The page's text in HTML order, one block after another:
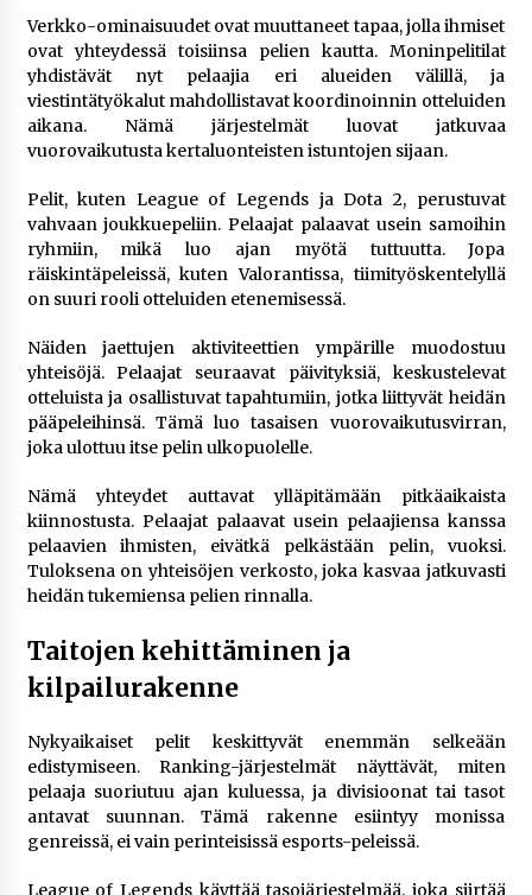
Verkko-ominaisuudet ovat muuttaneet tapaa, jolla ihmiset
ovat yhteydessä toisiinsa pelien kautta. Moninpelitilat
yhdistävät nyt pelaajia eri alueiden välillä, ja
viestintätyökalut mahdollistavat koordinoinnin otteluiden
aikana. Nämä järjestelmät luovat jatkuvaa
vuorovaikutusta kertaluonteisten istuntojen sijaan.
Pelit, kuten League of Legends ja Dota 2, perustuvat
vahvaan joukkuepeliin. Pelaajat palaavat usein samoihin
ryhmiin, mikä luo ajan myötä tuttuutta. Jopa
räiskintäpeleissä, kuten Valorantissa, tiimityöskentelyllä
on suuri rooli otteluiden etenemisessä.
Näiden jaettujen aktiviteettien ympärille muodostuu
yhteisöjä. Pelaajat seuraavat päivityksiä, keskustelevat
otteluista ja osallistuvat tapahtumiin, jotka liittyvät heidän
pääpeleihinsä. Tämä luo tasaisen vuorovaikutusvirran,
joka ulottuu itse pelin ulkopuolelle.
Nämä yhteydet auttavat ylläpitämään pitkäaikaista
kiinnostusta. Pelaajat palaavat usein pelaajiensa kanssa
pelaavien ihmisten, eivätkä pelkästään pelin, vuoksi.
Tuloksena on yhteisöjen verkosto, joka kasvaa jatkuvasti
heidän tukemiensa pelien rinnalla.
Taitojen kehittäminen ja
kilpailurakenne
Nykyaikaiset pelit keskittyvät enemmän selkeään
edistymiseen. Ranking-järjestelmät näyttävät, miten
pelaaja suoriutuu ajan kuluessa, ja divisioonat tai tasot
antavat suunnan. Tämä rakenne esiintyy monissa
genreissä, ei vain perinteisissä esports-peleissä.
League of Legends käyttää tasojärjestelmää, joka siirtää